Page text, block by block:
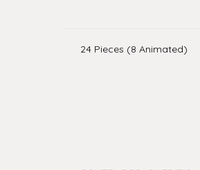
24 Pieces (8 Animated)